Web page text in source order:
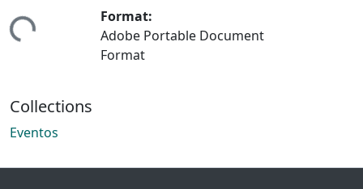
Format:
Adobe Portable Document
Format
Collections
Eventos